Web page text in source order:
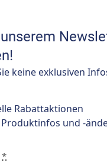
keine exklusiven
Rabattaktionen
und -
*